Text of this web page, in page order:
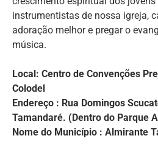
instrumentistas de nossa igreja,
adoração melhor e pregar o
música.
Local: Centro de Convenções
Colodel
Endereço : Rua Domingos
Tamandaré. (Dentro do Parque
Nome do Município : Almirante